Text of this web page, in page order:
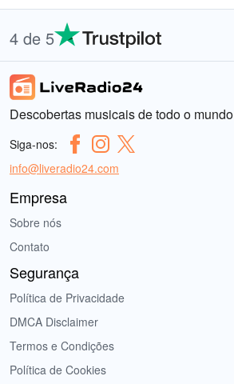
4 de 5
Descobertas musicais de todo o mundo
Siga-nos:
info@liveradio24.com
Empresa
Sobre nós
Contato
Segurança
Política de Privacidade
DMCA Disclaimer
Termos e Condições
Política de Cookies